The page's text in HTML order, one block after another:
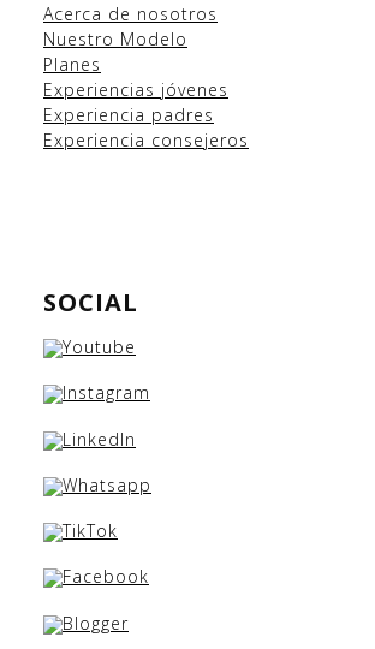
Acerca de nosotros
Nuestro Modelo
Planes
Experiencias jóvenes
Experiencia padres
Experiencia consejeros
SOCIAL